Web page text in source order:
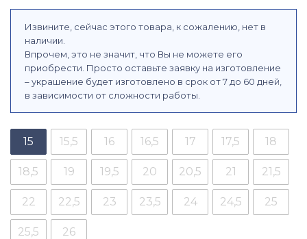
Извините, сейчас этого товара, к сожалению, нет в
наличии.
Впрочем, это не значит, что Вы не можете его
приобрести. Просто оставьте заявку на изготовление
– украшение будет изготовлено в срок от 7 до 60 дней,
в зависимости от сложности работы.
15 15,5 16 16,5 17 17,5 18
18,5 19 19,5 20 20,5 21 21,5
22 22,5 23 23,5 24 24,5 25
25,5 26